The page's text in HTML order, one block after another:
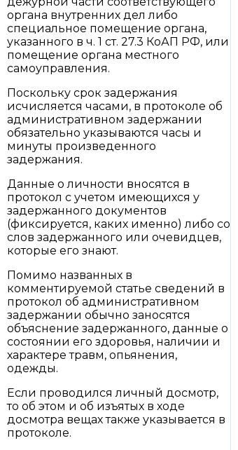
органа внутренних дел либо
специальное помещение органа,
указанного в ч. 1 ст. 27.3 КоАП РФ, или
помещение органа местного
самоуправления.
Поскольку срок задержания
исчисляется часами, в протоколе об
административном задержании
обязательно указываются часы и
минуты произведенного
задержания.
Данные о личности вносятся в
протокол с учетом имеющихся у
задержанного документов
(фиксируется, каких именно) либо со
слов задержанного или очевидцев,
которые его знают.
Помимо названных в
комментируемой статье сведений в
протокол об административном
задержании обычно заносятся
объяснение задержанного, данные о
состоянии его здоровья, наличии и
характере травм, опьянения,
одежды.
Если проводился личный досмотр,
то об этом и об изъятых в ходе
досмотра вещах также указывается в
протоколе.